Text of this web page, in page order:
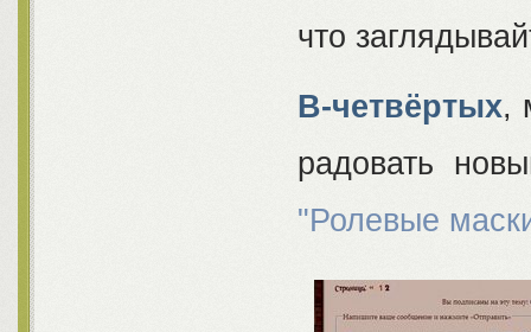
что
В-четвёртых,
радовать
"Ролевые